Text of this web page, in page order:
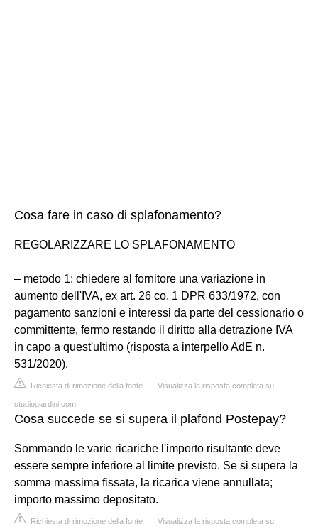
Cosa fare in caso di splafonamento?
REGOLARIZZARE LO SPLAFONAMENTO
– metodo 1: chiedere al fornitore una variazione in
aumento dell'IVA, ex art. 26 co. 1 DPR 633/1972, con
pagamento sanzioni e interessi da parte del cessionario o
committente, fermo restando il diritto alla detrazione IVA
in capo a quest'ultimo (risposta a interpello AdE n.
531/2020).
Richiesta di rimozione della fonte | Visualizza la risposta completa su
studiogiardini.com
Cosa succede se si supera il plafond Postepay?
Sommando le varie ricariche l'importo risultante deve
essere sempre inferiore al limite previsto. Se si supera la
somma massima fissata, la ricarica viene annullata;
importo massimo depositato.
Richiesta di rimozione della fonte | Visualizza la risposta completa su